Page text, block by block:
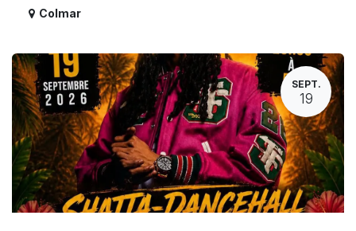
Colmar
SEPT.
19